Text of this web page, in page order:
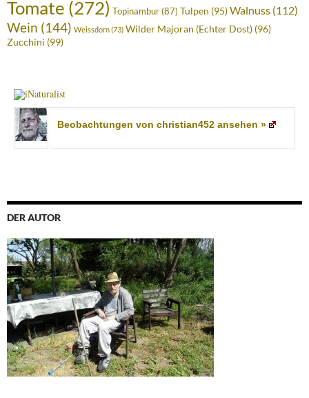
Tomate (272) Topinambur(87) Tulpen (95)Walnuss (112)
Wein (144) Weissdorn(73) Wilder Majoran (Echter Dost) (96)
Zucchini (99)
Beobachtungen von christian452 ansehen »
DER AUTOR